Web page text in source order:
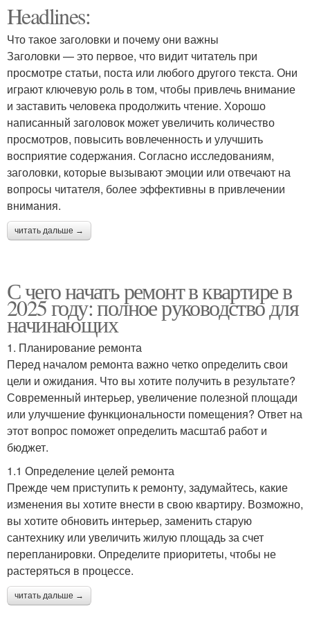
Headlines:
Что такое заголовки и почему они важны
Заголовки — это первое, что видит читатель при
просмотре статьи, поста или любого другого текста. Они
играют ключевую роль в том, чтобы привлечь внимание
и заставить человека продолжить чтение. Хорошо
написанный заголовок может увеличить количество
просмотров, повысить вовлеченность и улучшить
восприятие содержания. Согласно исследованиям,
заголовки, которые вызывают эмоции или отвечают на
вопросы читателя, более эффективны в привлечении
внимания.
читать дальше →
С чего начать ремонт в квартире в
2025 году: полное руководство для
начинающих
1. Планирование ремонта
Перед началом ремонта важно четко определить свои
цели и ожидания. Что вы хотите получить в результате?
Современный интерьер, увеличение полезной площади
или улучшение функциональности помещения? Ответ на
этот вопрос поможет определить масштаб работ и
бюджет.
1.1 Определение целей ремонта
Прежде чем приступить к ремонту, задумайтесь, какие
изменения вы хотите внести в свою квартиру. Возможно,
вы хотите обновить интерьер, заменить старую
сантехнику или увеличить жилую площадь за счет
перепланировки. Определите приоритеты, чтобы не
растеряться в процессе.
читать дальше →